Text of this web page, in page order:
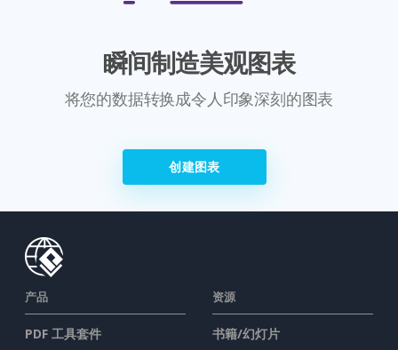
瞬间制造美观图表
将您的数据转换成令人印象深刻的图表
创建图表
产品
PDF 工具套件
资源
书籍/幻灯片